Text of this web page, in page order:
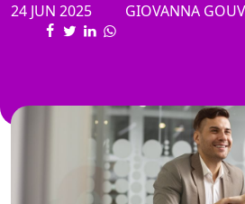
24 JUN 2025 GIOVANNA